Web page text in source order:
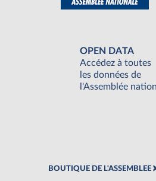
OPEN DATA
Accédez à toutes
les données de
l'Assemblée
BOUTIQUE DE L'ASSEMBLEE